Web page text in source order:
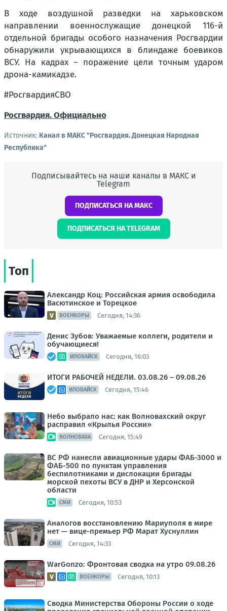
В ходе воздушной разведки на харьковском
направлении военнослужащие донецкой 116-й
отдельной бригады особого назначения Росгвардии
обнаружили укрывающихся в блиндаже боевиков
ВСУ. На кадрах – поражение цели точным ударом
дрона-камикадзе.
#РосгвардияСВО
Росгвардия. Официально
Источник: Канал в МАКС "Росгвардия. Донецкая Народная
Республика"
Подписывайтесь на наши каналы в МАКС и
Telegram
ПОДПИСАТЬСЯ НА МАКС
ПОДПИСАТЬСЯ НА TELEGRAM
Топ
Александр Коц: Российская армия освободила
Васютинское и Торецкое
ВОЕНКОРЫ Сегодня, 14:36
Денис Зубов: Уважаемые коллеги, родители и
обучающиеся!
ИЛОВАЙСК Сегодня, 16:03
ИТОГИ РАБОЧЕЙ НЕДЕЛИ. 03.08.26 – 09.08.26
ИЛОВАЙСК Сегодня, 15:46
Небо выбрало нас: как Волновахский округ
расправил «Крылья России»
ВОЛНОВАХА Сегодня, 15:49
ВС РФ нанесли авиационные удары ФАБ-3000 и
ФАБ-500 по пунктам управления
беспилотниками и дислокации бригады
морской пехоты ВСУ в ДНР и Херсонской
области
СМИ Сегодня, 10:53
Аналогов восстановлению Мариуполя в мире
нет — вице-премьер РФ Марат Хуснуллин
СМИ Сегодня, 14:33
WarGonzo: Фронтовая сводка на утро 09.08.26
ВОЕНКОРЫ Сегодня, 10:13
Сводка Министерства Обороны России о ходе